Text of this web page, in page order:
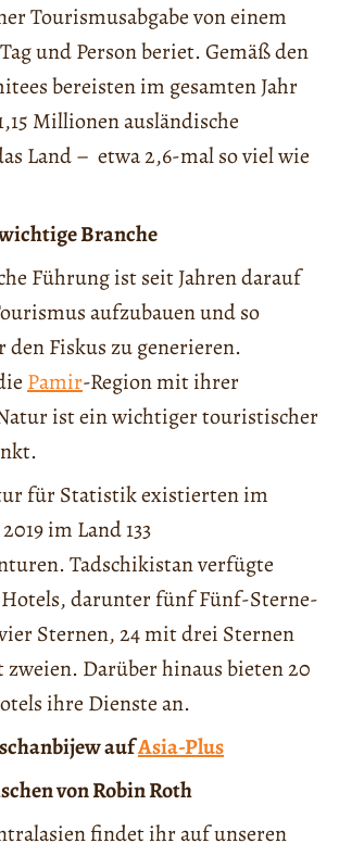
Tourismusabgabe von einem
und Person beriet. Gemäß den
bereisten im gesamten Jahr
Millionen ausländische
Land – etwa 2,6-mal so viel wie
Branche
Führung ist seit Jahren darauf
aufzubauen und so
Fiskus zu generieren.
Pamir-Region mit ihrer
ist ein wichtiger touristischer
für Statistik existierten im
im Land 133
Tadschikistan verfügte
Hotels, darunter fünf Fünf-Sterne-
Sternen, 24 mit drei Sternen
Darüber hinaus bieten 20
ihre Dienste an.
aufAsia-Plus
von Robin Roth
findet ihr auf unseren